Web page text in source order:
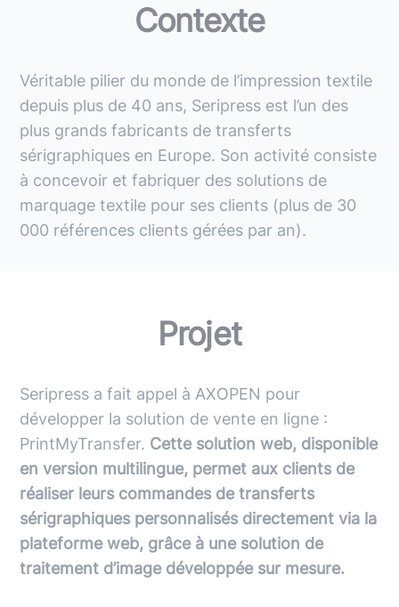
Contexte
Véritable pilier du monde de l’impression textile
depuis plus de 40 ans, Seripress est l’un des
plus grands fabricants de transferts
sérigraphiques en Europe. Son activité consiste
à concevoir et fabriquer des solutions de
marquage textile pour ses clients (plus de 30
000 références clients gérées par an).
Projet
Seripress a fait appel à AXOPEN pour
développer la solution de vente en ligne :
PrintMyTransfer. Cette solution web, disponible
en version multilingue, permet aux clients de
réaliser leurs commandes de transferts
sérigraphiques personnalisés directement via la
plateforme web, grâce à une solution de
traitement d’image développée sur mesure.